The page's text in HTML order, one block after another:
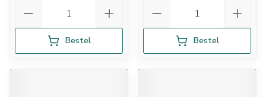
Bestel Bestel